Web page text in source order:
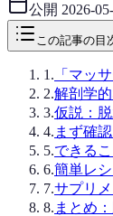
公開 2026-
この記事の目
1 . 「マッ
2.解剖学
3.仮説：
4. まず確
5.できる
6.簡単レ
7.サプリ
8. まとめ